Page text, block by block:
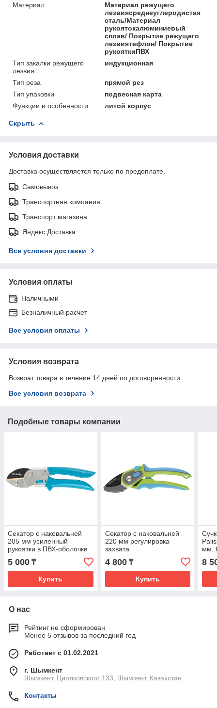
Материал
Материал режущего
лезвиясреднеуглеродистая
сталь/Материал
рукоятокалюминиевый
сплав/ Покрытие режущего
лезвиятефлон/ Покрытие
рукояткиПВХ
Тип закалки режущего
лезвия
индукционная
Тип реза
прямой рез
Тип упаковки
подвесная карта
Функции и особенности
литой корпус
Скрыть
Условия доставки
Доставка осуществляется только по предоплате.
Самовывоз
Транспортная компания
Транспорт магазина
Яндекс Доставка
Все условия доставки
Условия оплаты
Наличными
Безналичный расчет
Все условия оплаты
Условия возврата
Возврат товара в течение 14 дней по договоренности
Все условия возврата
Подобные товары компании
Секатор с наковальней
205 мм усиленный
рукоятки в ПВХ-оболочке
LUXE Palisad 605245
5 000 ₸
Купить
Секатор с наковальней
220 мм регулировка
захвата
трехкомпонентные
рукоятки, LUXE Palisad
60480
4 800₸
Купить
мм,
8
О нас
Рейтинг не сформирован
Менее 5 отзывов за последний год
Работает с 01.02.2021
г. Шымкент
Шымкент, Циолковского 133, Шымкент, Казахстан
Контакты